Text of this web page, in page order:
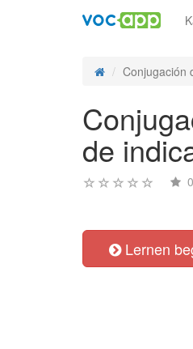
Conjugación
de
0
Lernen